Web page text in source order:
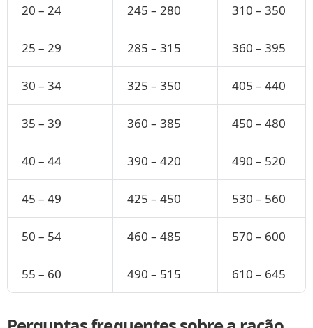
20 – 24 245 – 280 310 – 350
25 – 29 285 – 315 360 – 395
30 – 34 325 – 350 405 – 440
35 – 39 360 – 385 450 – 480
40 – 44 390 – 420 490 – 520
45 – 49 425 – 450 530 – 560
50 – 54 460 – 485 570 – 600
55 – 60 490 – 515 610 – 645